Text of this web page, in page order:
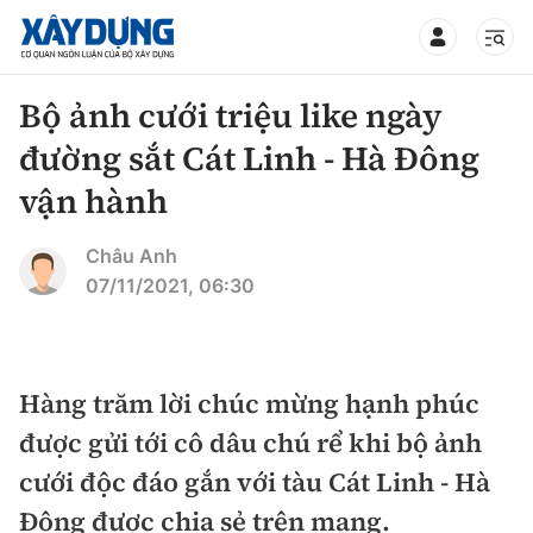
CHUYÊN MỤC
Chính trị
Xã hội
Xây dựng
Chỉ đạo điều hành
Giao thông
Bộ ảnh cưới triệu like ngày
đường sắt Cát Linh - Hà Đông
vận hành
Châu Anh
07/11/2021, 06:30
Hàng trăm lời chúc mừng hạnh phúc
được gửi tới cô dâu chú rể khi bộ ảnh
cưới độc đáo gắn với tàu Cát Linh - Hà
Đông được chia sẻ trên mạng.